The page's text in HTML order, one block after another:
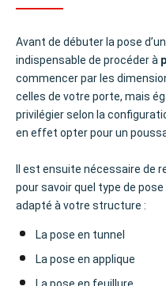
Avant de débuter la pose
indispensable de procéder à
commencer par les
celles de votre porte, mais
privilégier selon la
en effet opter pour un
Il est ensuite nécessaire de
pour savoir quel type de pose
adapté à votre structure :
La pose en tunnel
La pose en applique